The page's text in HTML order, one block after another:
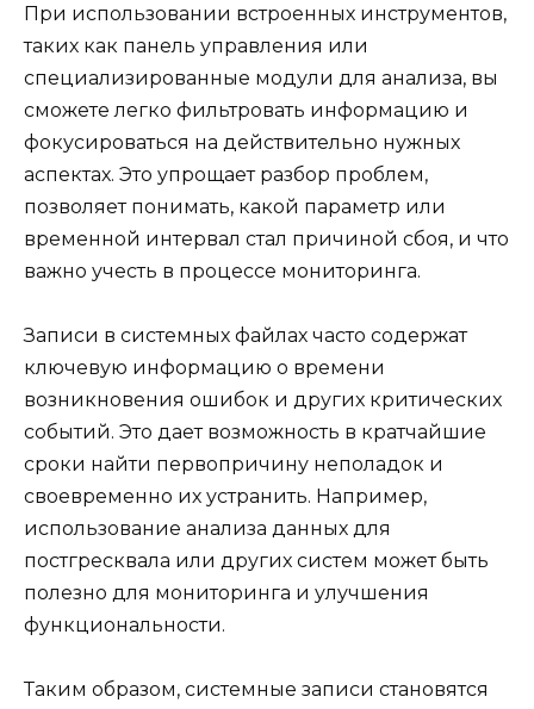
При использовании встроенных инструментов,
таких как панель управления или
специализированные модули для анализа, вы
сможете легко фильтровать информацию и
фокусироваться на действительно нужных
аспектах. Это упрощает разбор проблем,
позволяет понимать, какой параметр или
временной интервал стал причиной сбоя, и что
важно учесть в процессе мониторинга.
Записи в системных файлах часто содержат
ключевую информацию о времени
возникновения ошибок и других критических
событий. Это дает возможность в кратчайшие
сроки найти первопричину неполадок и
своевременно их устранить. Например,
использование анализа данных для
постгресквала или других систем может быть
полезно для мониторинга и улучшения
функциональности.
Таким образом, системные записи становятся